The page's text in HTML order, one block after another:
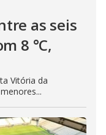
as seis
8 °C,
Vitória da